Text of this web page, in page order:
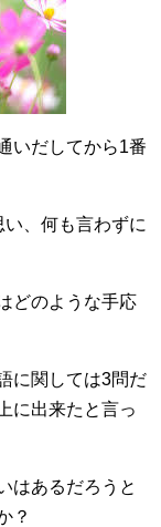
いだしてから1番
、何も言わずに
どのような手応
に関しては3問だ
に出来たと言っ
はあるだろうと
？